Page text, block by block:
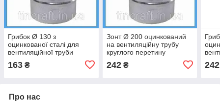
Грибок Ø 130 з
оцинкованої сталі для
вентиляційної труби
Товщина цинку 0,4 мм
163 ₴
Зонт Ø 200 оцинкований
на вентиляційну трубу
круглого перетину
242₴ 242
Про нас